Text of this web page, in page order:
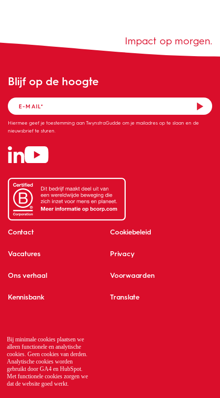
Bij minimale cookies plaatsen we
alleen functionele en analytische
cookies. Geen cookies van derden.
Analytische cookies worden
gebruikt door GA4 en HubSpot.
Met functionele cookies zorgen we
dat de website goed werkt.
Contact Cookiebeleid
Vacatures Privacy
Ons verhaal Voorwaarden
Kennisbank Translate
Blijf op de hoogte
Hiermee geef je toestemming aan TwynstraGudde om je mailadres op te slaan en de
nieuwsbrief te sturen.
Impact op morgen.